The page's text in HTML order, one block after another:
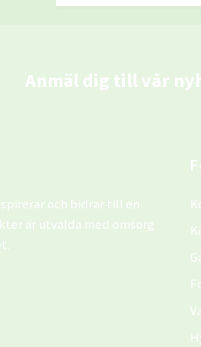
Anmäl dig till vår
och bidrar till en
är utvalda med omsorg